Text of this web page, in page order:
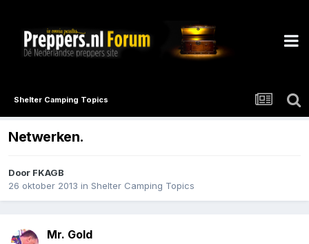
Shelter Camping Topics
Netwerken.
Door FKAGB
26 oktober 2013 in Shelter Camping Topics
Mr. Gold